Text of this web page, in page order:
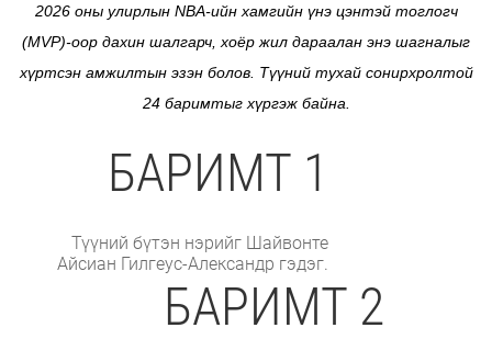
2026 оны улирлын NBA-ийн хамгийн үнэ цэнтэй тоглогч
(MVP)-оор дахин шалгарч, хоёр жил дараалан энэ шагналыг
хүртсэн амжилтын эзэн болов. Түүний тухай сонирхролтой
24 баримтыг хүргэж байна.
БАРИМТ 1
Түүний бүтэн нэрийг Шайвонте
Айсиан Гилгеус-Александр гэдэг.
БАРИМТ 2